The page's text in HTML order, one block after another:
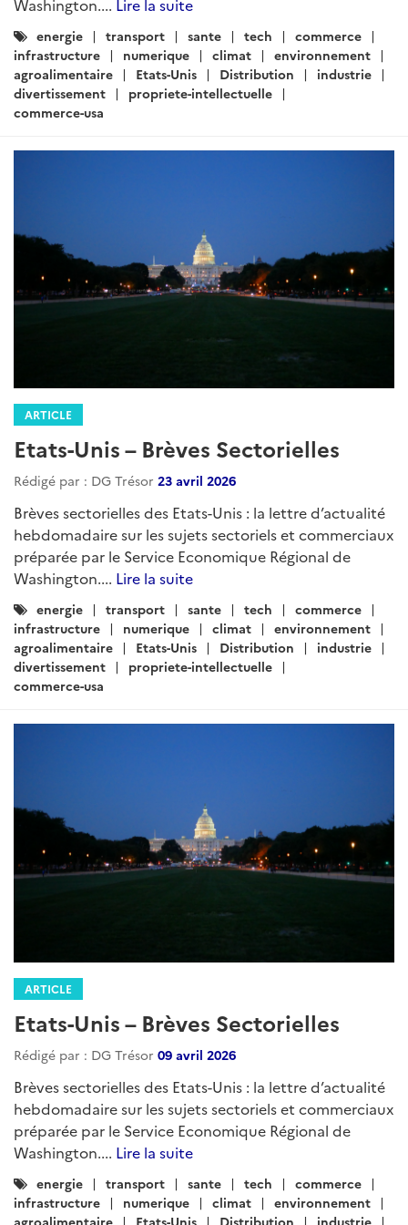
Catégories
energie transport sante
infrastructure
numerique climat
environnement
agroalimentaire
Etats-Unis Distribution
industrie
divertissement
propriete-intellectuelle
commerce-usa
ARTICLE
Etats-Unis – Brèves Sectorielles
Rédigé par : DG Trésor12 juin 2026
Brèves sectorielles des Etats-Unis : la lettre d’actualité
hebdomadaire sur les sujets sectoriels et commerciaux
préparée par le Service Economique Régional de
Washington....Lire la suite
Catégories
energie transport sante
infrastructure
numerique climat
environnement
agroalimentaire
Etats-Unis Distribution
industrie
divertissement
propriete-intellectuelle
commerce-usa
Brèves sectorielles des Etats-Unis : la lettre d’actualité
hebdomadaire sur les sujets sectoriels et commerciaux
préparée par le Service Economique Régional de
Washington....Lire la suite
environnement
divertissement
propriete-intellectuelle
commerce-usa
ARTICLE
Le griot agri agro - Afrique de
l'Ouest - Mai 2026
Rédigé par : DG Trésor01 juin 2026
Brèves agri agro...Lire la suite
Catégories
:
agricole agroalimentaire